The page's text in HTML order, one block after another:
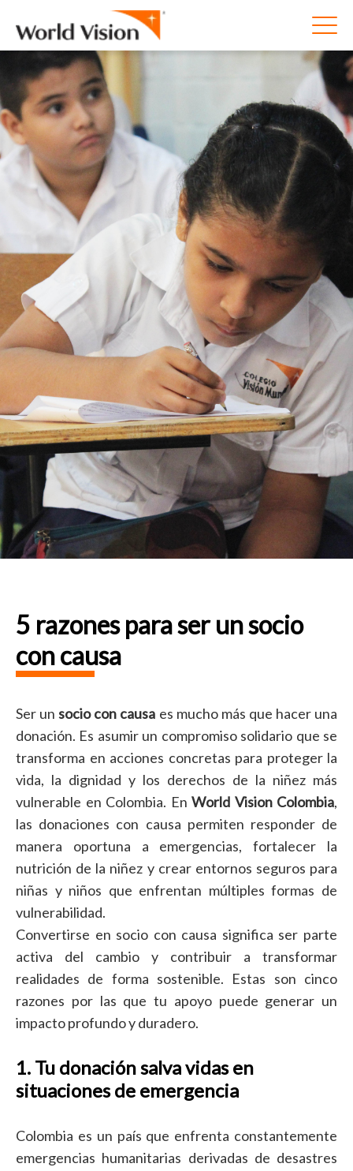
5 razones para ser un socio
con causa
Ser unsocio con causa es mucho más que hacer una
donación. Es asumir un compromiso solidario que se
transforma en acciones concretas para proteger la
vida, la dignidad y los derechos de la niñez más
vulnerable en Colombia. En World Vision Colombia,
las donaciones con causa permiten responder de
manera oportuna a emergencias, fortalecer la
nutrición de la niñez y crear entornos seguros para
niñas y niños que enfrentan múltiples formas de
vulnerabilidad.
Convertirse en socio con causa significa ser parte
activa del cambio y contribuir a transformar
realidades de forma sostenible. Estas son cinco
razones por las que tu apoyo puede generar un
impacto profundo y duradero.
1. Tu donación salva vidas en
situaciones de emergencia
Colombia es un país que enfrenta constantemente
emergencias humanitarias derivadas de desastres